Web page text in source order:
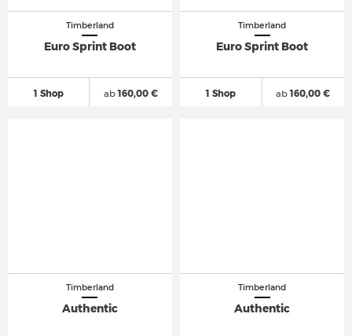
Timberland
Euro Sprint Boot
1 Shop ab160,00 €
Timberland
Euro Sprint Boot
1 Shop ab160,00 €
Timberland
Authentic
Timberland
Authentic